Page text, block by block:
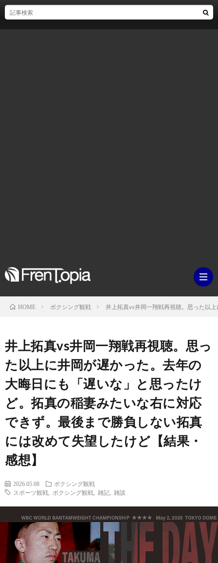
ッ
プ
観
戦
ガ・
ド
リ
ー
ム
HOME ボクシング観戦 井上拓真vs井岡一翔戦再視聴。思った以
井上拓真vs井岡一翔戦再視聴。思っ
た以上に井岡が遅かった。去年の
大晦日にも「遅いな」と思ったけ
ど。拓真の稲妻みたいな右に対応
できず。最後まで勝負しない拓真
には改めて失望したけど【結果・
感想】
2026.05.08
ボクシング観戦
スポーツ観戦
ボクシング観戦 雑記 雑談